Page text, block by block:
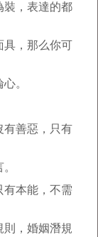
裝，表達的都
具，那么你可
。
有善惡，只有
有本能，不需
，婚姻潛規